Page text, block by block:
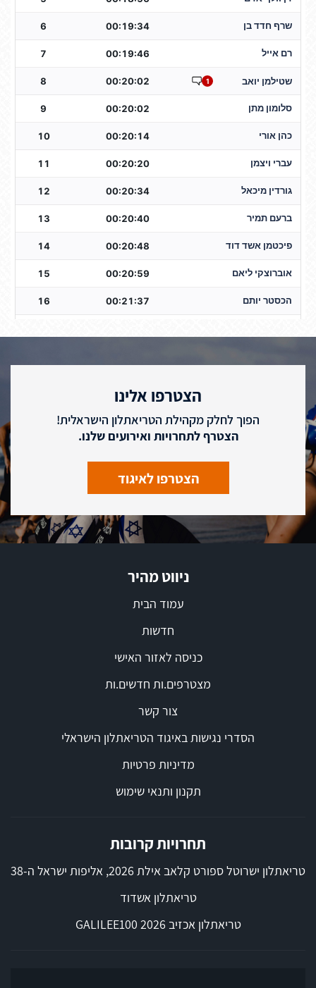
הצטרפו אלינו
הפוך לחלק מקהילת הטריאתלון הישראלית!
הצטרף לתחרויות ואירועים שלנו.
הצטרפו לאיגוד
ניווט מהיר
עמוד הבית
חדשות
כניסה לאזור האישי
מצטרפים.ות חדשים.ות
צור קשר
הסדרי נגישות באיגוד הטריאתלון הישראלי
מדיניות פרטיות
תקנון ותנאי שימוש
תחרויות קרובות
טריאתלון ישרוטל ספורט קלאב אילת 2026, אליפות ישראל ה-38
טריאתלון אשדוד
טריאתלון אכזיב 2026 GALILEE100